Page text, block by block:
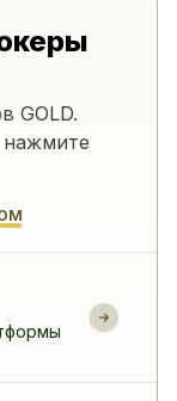
GOLD.